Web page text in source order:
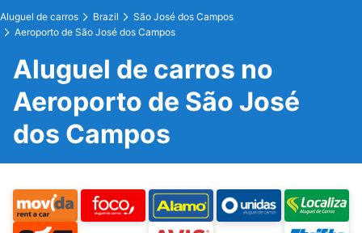
Aluguel de carros Brazil
São José dos Campos
Aeroporto de São José dos Campos
Aluguel de carros no
Aeroporto de São José
dos Campos